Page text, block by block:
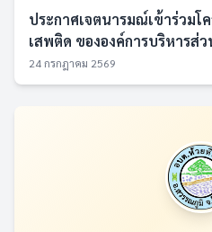
ประกาศเจตนารมณ์เข้าร่วมโ
เสพติด ขององค์การบริหารส่ว
24 กรกฎาคม 2569